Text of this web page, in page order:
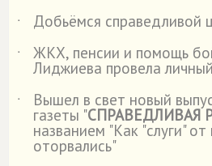
˙
Добьёмся справедливой
˙
ЖКХ, пенсии и помощь
Лиджиева провела
˙
Вышел в свет новый
газеты "СПРАВЕДЛИВАЯ
названием "Как "слуги"
оторвались"